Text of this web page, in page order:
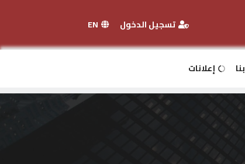
تسجيل الدخول
إعلانات